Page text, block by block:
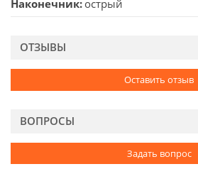
Наконечник острый
ОТЗЫВЫ
Оставить отзыв
ВОПРОСЫ
Задать вопрос